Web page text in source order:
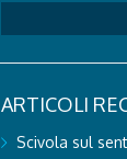
ARTICOLI
Scivola sul